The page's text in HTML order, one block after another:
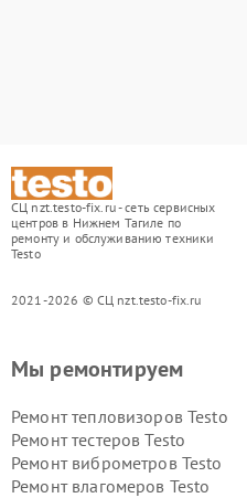
СЦ nzt.testo-fix.ru - сеть сервисных
центров в Нижнем Тагиле по
ремонту и обслуживанию техники
Testo
2021-2026 © СЦ nzt.testo-fix.ru
Мы ремонтируем
Ремонт тепловизоров Testo
Ремонт тестеров Testo
Ремонт виброметров Testo
Ремонт влагомеров Testo